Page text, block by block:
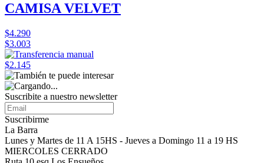
CAMISA VELVET
$4.290
$3.003
$2.145
Suscribite a nuestro newsletter
Suscribirme
La Barra
Lunes y Martes de 11 A 15HS - Jueves a Domingo 11 a 19 HS
MIERCOLES CERRADO